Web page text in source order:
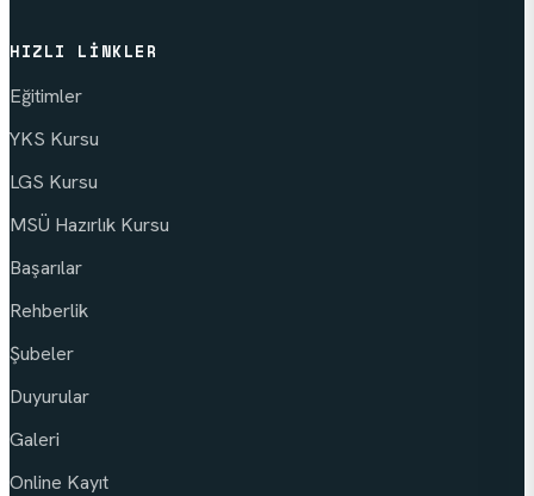
HIZLI LINKLER
Eğitimler
YKS Kursu
LGS Kursu
MSÜ Hazırlık Kursu
Başarılar
Rehberlik
Şubeler
Duyurular
Galeri
Online Kayıt